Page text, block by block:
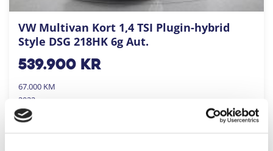
VW Multivan Kort 1,4 TSI Plugin-hybrid
Style DSG 218HK 6g Aut.
539.900kr
67.000 KM
2022
C.A. LARSEN AUTOMOBILER A/S